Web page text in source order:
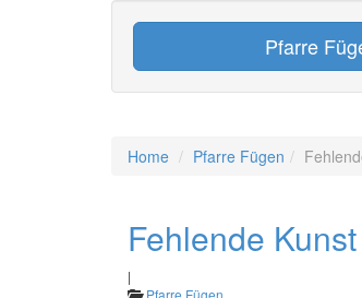
Pfarre
Home Pfarre Fügen
Fehlende
|
Pfarre Fügen